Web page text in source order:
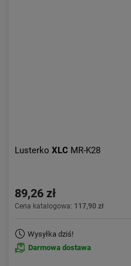
Lusterko XLC MR-K28
89,26 zł
Cena katalogowa: 117,90 zł
Wysyłka dziś!
Darmowa dostawa